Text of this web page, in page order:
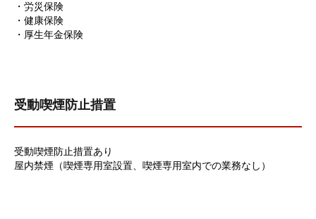
・労災保険
・健康保険
・厚生年金保険
受動喫煙防止措置
受動喫煙防止措置あり
屋内禁煙（喫煙専用室設置、喫煙専用室内での業務なし）